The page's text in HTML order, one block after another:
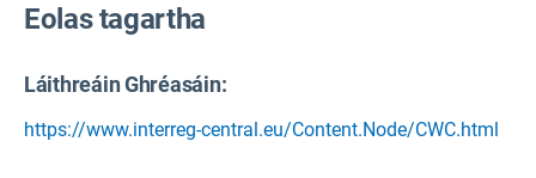
Eolas tagartha
Láithreáin Ghréasáin:
https://www.interreg-central.eu/Content.Node/CWC.html